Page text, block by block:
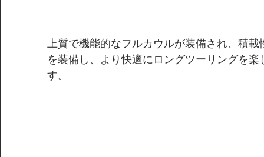
上質で機能的なフルカウルが装備され、積
を装備し、より快適にロングツーリングを
す。